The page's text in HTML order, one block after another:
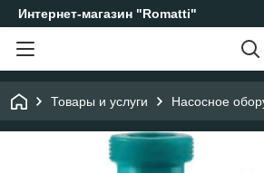
Интернет-магазин "Romatti"
Товары и услуги Насосное